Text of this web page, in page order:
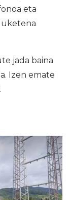
eta
jada baina
Izen emate